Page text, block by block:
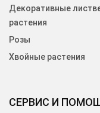
СЕРВИС И
Декоративные
растения
Розы
Хвойные растения